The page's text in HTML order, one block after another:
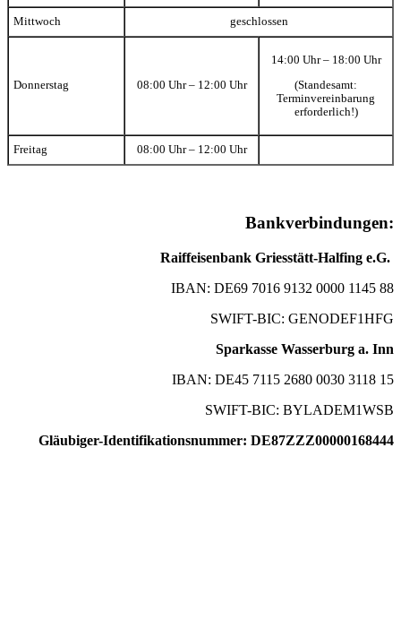
Mittwoch geschlossen
Donnerstag 08:00 Uhr – 12:00 Uhr
14:00 Uhr – 18:00 Uhr
(Standesamt:
Terminvereinbarung
erforderlich!)
Freitag 08:00 Uhr – 12:00 Uhr
Bankverbindungen:
Raiffeisenbank Griesstätt-Halfing e.G.
IBAN: DE69 7016 9132 0000 1145 88
SWIFT-BIC: GENODEF1HFG
Sparkasse Wasserburg a. Inn
IBAN: DE45 7115 2680 0030 3118 15
SWIFT-BIC: BYLADEM1WSB
Gläubiger-Identifikationsnummer: DE87ZZZ00000168444